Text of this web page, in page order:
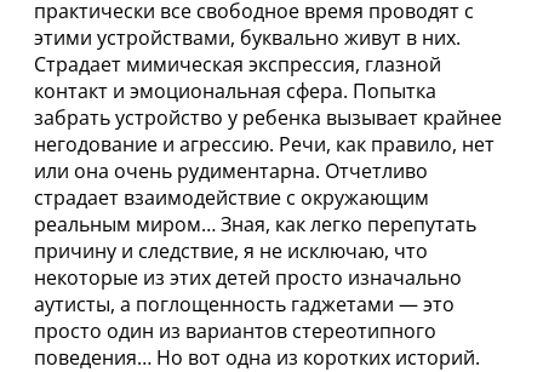
практически все свободное время проводят с
этими устройствами, буквально живут в них.
Страдает мимическая экспрессия, глазной
контакт и эмоциональная сфера. Попытка
забрать устройство у ребенка вызывает крайнее
негодование и агрессию. Речи, как правило, нет
или она очень рудиментарна. Отчетливо
страдает взаимодействие с окружающим
реальным миром… Зная, как легко перепутать
причину и следствие, я не исключаю, что
некоторые из этих детей просто изначально
аутисты, а поглощенность гаджетами — это
просто один из вариантов стереотипного
поведения… Но вот одна из коротких историй.